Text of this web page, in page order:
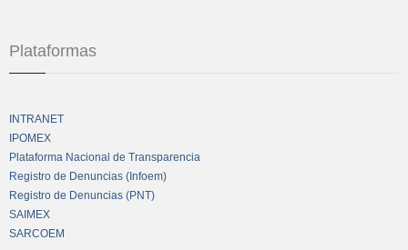
Plataformas
INTRANET
IPOMEX
Plataforma Nacional de Transparencia
Registro de Denuncias (Infoem)
Registro de Denuncias (PNT)
SAIMEX
SARCOEM